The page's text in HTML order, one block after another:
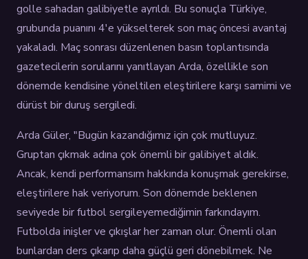
golle sahadan galibiyetle ayrıldı. Bu sonuçla Türkiye,
grubunda puanını 4'e yükselterek son maç öncesi avantaj
yakaladı. Maç sonrası düzenlenen basın toplantısında
gazetecilerin sorularını yanıtlayan Arda, özellikle son
dönemde kendisine yöneltilen eleştirilere karşı samimi ve
dürüst bir duruş sergiledi.
Arda Güler, "Bugün kazandığımız için çok mutluyuz.
Gruptan çıkmak adına çok önemli bir galibiyet aldık.
Ancak, kendi performansım hakkında konuşmak gerekirse,
eleştirilere hak veriyorum. Son dönemde beklenen
seviyede bir futbol sergileyemediğimin farkındayım.
Futbolda inişler ve çıkışlar her zaman olur. Önemli olan
bunlardan ders çıkarıp daha güçlü geri dönebilmek. Ne